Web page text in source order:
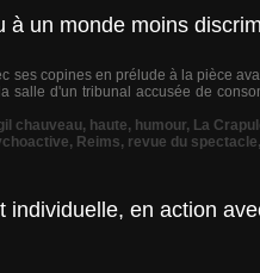
à un monde moins
ses copines en prélude à la pièce
d'un tribunal accusée de
chauveau, haute, humour, La
, Reims, revue du spectacle,
individuelle, en action